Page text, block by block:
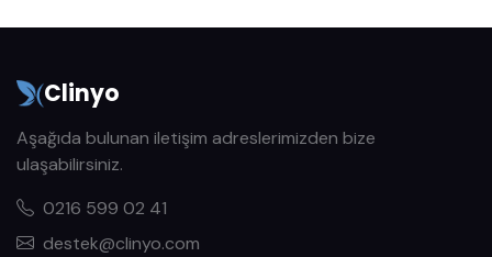
Clinyo
Aşağıda bulunan iletişim adreslerimizden bize
ulaşabilirsiniz.
0216 599 02 41
destek@clinyo.com